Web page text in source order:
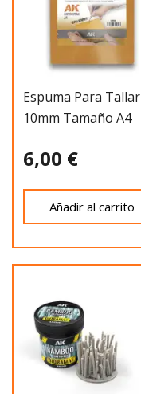
Espuma Para Tallar
10mm Tamaño A4
6,00 €
Añadir al carrito